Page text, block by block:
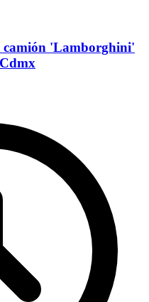
camión 'Lamborghini'